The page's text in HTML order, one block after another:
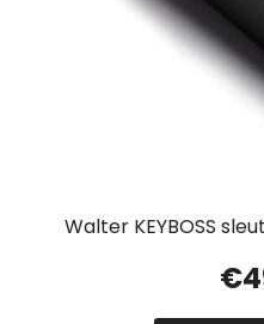
Walter KEYBOSS
€